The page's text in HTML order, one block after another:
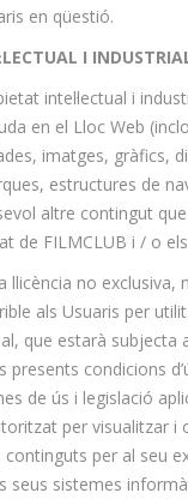
en qüestió.
I
intel·lectual i
en el Lloc Web
imatges, gràfics,
estructures de
altre contingut
de FILMCLUB i / o
llicència no exclusiva,
als Usuaris per
que estarà subjecta
presents condicions
de ús i legislació
per visualitzar i
per al seu
seus sistemes